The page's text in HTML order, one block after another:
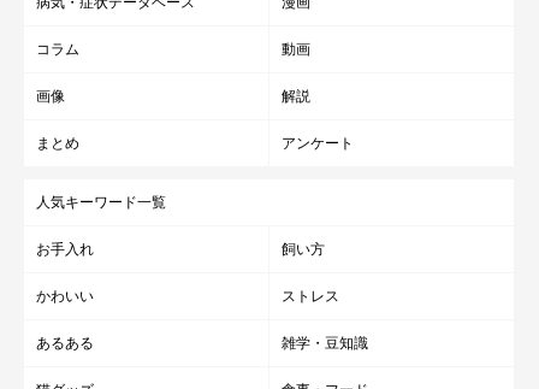
なったり、安心して休める時間が少なくなるなど、先住猫にとっ
ては生活環境が変わる
ことになるのです。
は十分に注意が必要です。
コラム 動画
画像 解説
まとめ アンケート
人気キーワード一覧
お手入れ 飼い方
かわいい ストレス
あるある 雑学・豆知識